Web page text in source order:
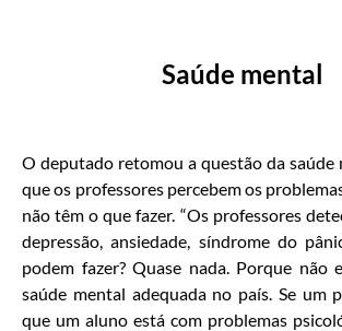
Saúde mental
O deputado retomou a questão da saúde
que os professores percebem os
não têm o que fazer. “Os professores
depressão, ansiedade, síndrome do
podem fazer? Quase nada. Porque não
saúde mental adequada no país. Se um
que um aluno está com problemas